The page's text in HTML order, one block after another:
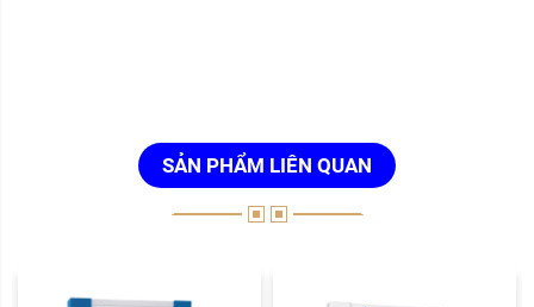
SẢN PHẨM LIÊN QUAN